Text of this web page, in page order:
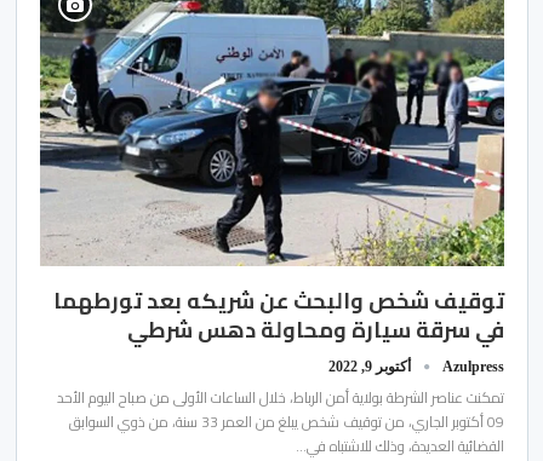
توقيف شخص والبحث عن شريكه بعد تورطهما
في سرقة سيارة ومحاولة دهس شرطي
Azulpress أكتوبر 9, 2022
تمكنت عناصر الشرطة بولاية أمن الرباط، خلال الساعات الأولى من صباح اليوم الأحد
09 أكتوبر الجاري، من توقيف شخص يبلغ من العمر 33 سنة، من ذوي السوابق
القضائية العديدة، وذلك للاشتباه في…